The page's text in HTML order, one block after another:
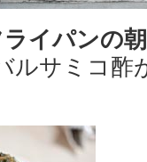
ライパンの
ルサミコ酢